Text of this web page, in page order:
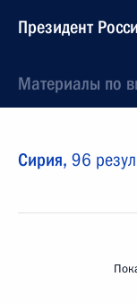
Президент
Материалы по
Сирия, 96